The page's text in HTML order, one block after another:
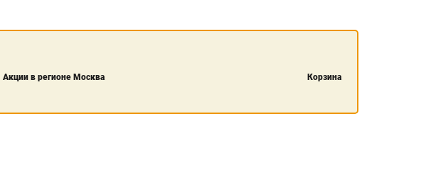
Акции в регионе Москва Корзина